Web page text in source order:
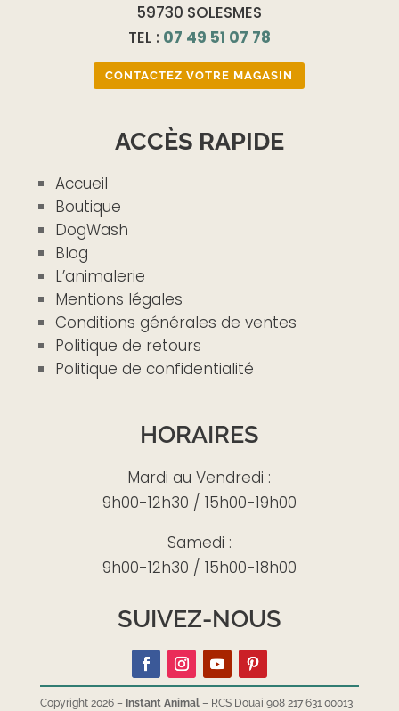
59730 SOLESMES
TEL : 07 49 51 07 78
CONTACTEZ VOTRE MAGASIN
ACCÈS RAPIDE
Accueil
Boutique
DogWash
Blog
L’animalerie
Mentions légales
Conditions générales de ventes
Politique de retours
Politique de confidentialité
HORAIRES
Mardi au Vendredi :
9h00-12h30 / 15h00-19h00
Samedi :
9h00-12h30 / 15h00-18h00
SUIVEZ-NOUS
Copyright 2026 – Instant Animal– RCS Douai 908 217 631 00013